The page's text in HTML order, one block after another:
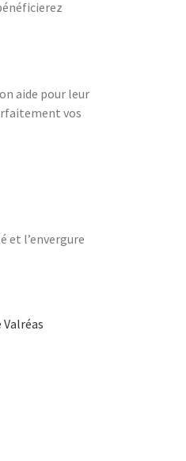
aide pour leur
vos
et l’envergure